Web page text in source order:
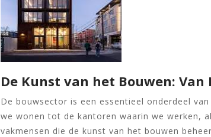
De Kunst van het Bouwen:
De bouwsector is een essentieel onderdeel
we wonen tot de kantoren waarin we werken,
vakmensen die de kunst van het bouwen